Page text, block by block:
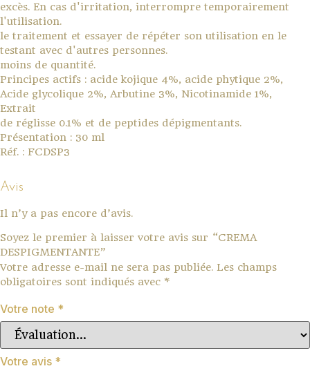
excès. En cas d'irritation, interrompre temporairement
l'utilisation.
le traitement et essayer de répéter son utilisation en le
testant avec d'autres personnes.
moins de quantité.
Principes actifs : acide kojique 4%, acide phytique 2%,
Acide glycolique 2%, Arbutine 3%, Nicotinamide 1%,
Extrait
de réglisse 0.1% et de peptides dépigmentants.
Présentation : 30 ml
Réf. : FCDSP3
Avis
Il n’y a pas encore d’avis.
Soyez le premier à laisser votre avis sur “CREMA
DESPIGMENTANTE”
Votre adresse e-mail ne sera pas publiée. Les champs
obligatoires sont indiqués avec *
Votre note *
Votre avis *